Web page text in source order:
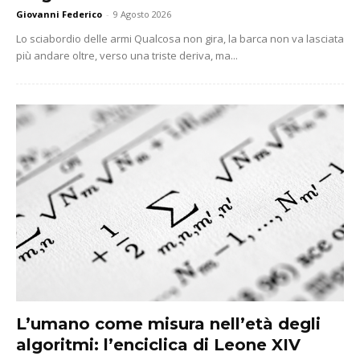
Giovanni Federico - 9 Agosto 2026
Lo sciabordio delle armi Qualcosa non gira, la barca non va lasciata
più andare oltre, verso una triste deriva, ma...
L’umano come misura nell’età degli
algoritmi: l’enciclica di Leone XIV